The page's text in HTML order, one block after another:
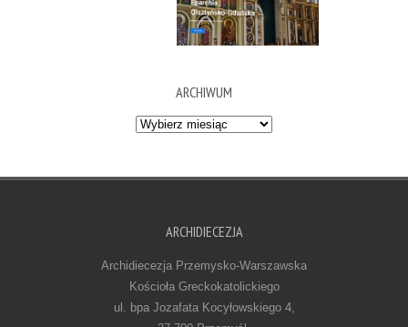
ARCHIWUM
Archiwum
ARCHIDIECEZJA
Archidiecezja Przemysko-Warszawska
Kościoła Greckokatolickiego
ul. bpa Jozafata Kocyłowskiego 4,